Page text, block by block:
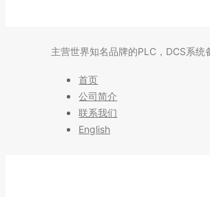
主营世界知名品牌的PLC，DCS系
首页
公司简介
联系我们
English